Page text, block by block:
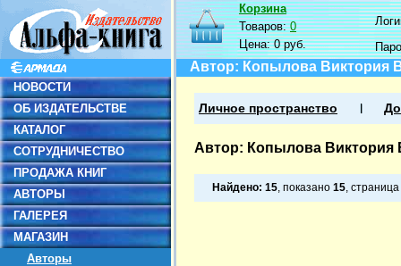
НОВОСТИ
ОБ ИЗДАТЕЛЬСТВЕ
КАТАЛОГ
СОТРУДНИЧЕСТВО
ПРОДАЖА КНИГ
АВТОРЫ
ГАЛЕРЕЯ
МАГАЗИН
Авторы
Корзина
Товаров:0
Цена:0 руб.
Автор: Копылова Виктория
Личное пространство
Автор: Копылова Виктория
Найдено: 15, показано 15, страница